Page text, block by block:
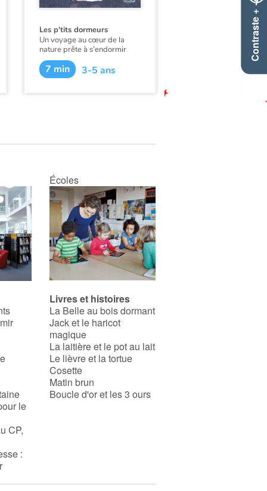
Contraste +
Les p'tits dormeurs
Un voyage au cœur de la
nature prête à s’endormir
pour l’hiver.
« Le froid devient mordant… Il
et l’abondance de l’été, les
préparer leur nid douillet
pour l’hiver à venir. Et chacun
a sa technique.
7 min 3-5 ans
Écoles
le
CP,
:
Livres et histoires
La Belle au bois dormant
Jack et le haricot
magique
La laitière et le pot au lait
Le lièvre et la tortue
Cosette
Matin brun
Boucle d'or et les 3 ours